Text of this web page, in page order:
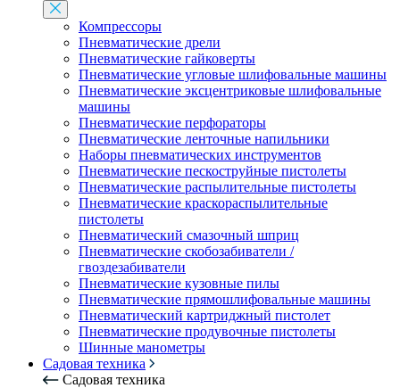
Компрессоры
Пневматические дрели
Пневматические гайковерты
Пневматические угловые шлифовальные машины
Пневматические эксцентриковые шлифовальные
машины
Пневматические перфораторы
Пневматические ленточные напильники
Наборы пневматических инструментов
Пневматические пескоструйные пистолеты
Пневматические распылительные пистолеты
Пневматические краскораспылительные
пистолеты
Пневматический смазочный шприц
Пневматические скобозабиватели /
гвоздезабиватели
Пневматические кузовные пилы
Пневматические прямошлифовальные машины
Пневматический картриджный пистолет
Пневматические продувочные пистолеты
Шинные манометры
Садовая техника
Садовая техника